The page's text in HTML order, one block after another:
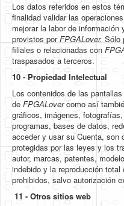
Los datos referidos en estos
finalidad validar las
mejorar la labor de
provistos porFPGALover. Sólo
filiales o relacionadas con
traspasados a terceros.
10 - Propiedad Intelectual
Los contenidos de las
de FPGALovercomo así
gráficos, imágenes,
programas, bases de datos,
acceder y usar su Cuenta, son
protegidas por las leyes y los
autor, marcas, patentes,
indebido y la reproducción
prohibidos, salvo autorización
11 - Otros sitios web